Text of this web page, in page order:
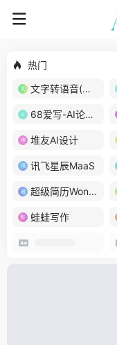
热门
文字转语音(琅琅配音)
68爱写-AI论文写作
堆友AI设计
讯飞星辰MaaS
超级简历WonderCV
蛙蛙写作